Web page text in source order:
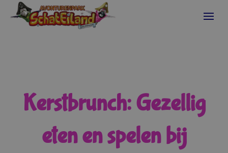
Kerstbrunch: Gezellig
eten en spelen bij